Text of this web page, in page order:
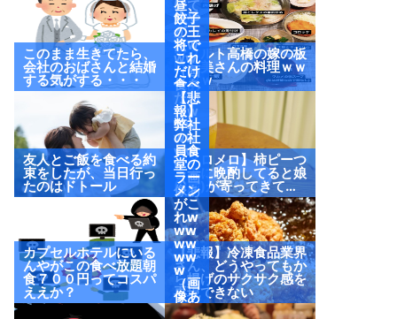
このまま生きてたら、
会社のおばさんと結婚
する気がする・・・
ヤクルト高橋の嫁の板
野友美さんの料理ｗｗ
ｗｗｗ
友人とご飯を食べる約
束をしたが、当日行っ
たのはドトール
けて
来や
がっ
たw
ww
（画
像あ
り）
【メロメロ】柿ピーつ
まみに晩酌してると娘
(2歳)が寄ってきて…
カプセルホテルにいる
んやがこの食べ放題朝
食７００円ってコスパ
ええか？
昼、
餃子
の王
将で
これ
だけ
食べ
たっ
たw
ww
ww
ww
w
（画
像あ
り）
【悲報】冷凍食品業界
さん、どうやってもか
ら揚げのサクサク感を
再現できない
【悲
報】
弊社
の社
員食
堂の
ラー
メン
がこ
れw
ww
ww
ww
w
（画
像あ
り）